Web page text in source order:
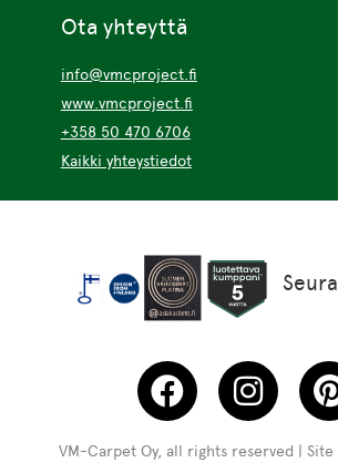
Ota yhteyttä
info@vmcproject.fi
www.vmcproject.fi
+358 50 470 6706
Kaikki yhteystiedot
VM-Carpet Oy, all rights reserved | Site